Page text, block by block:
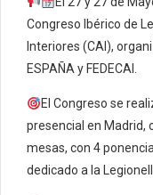
Congreso Ibérico de
Interiores (CAI),
ESPAÑA y FEDECAI.
El Congreso se
presencial en Madrid,
mesas, con 4
dedicado a la